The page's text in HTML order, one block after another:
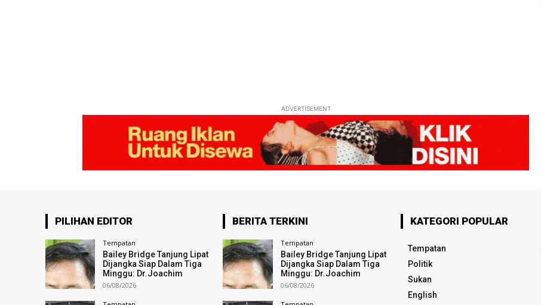
ADVERTISEMENT
PILIHAN EDITOR
Tempatan
Bailey Bridge Tanjung Lipat
Dijangka Siap Dalam Tiga
Minggu: Dr.Joachim
06/08/2026
BERITA TERKINI
Tempatan
Bailey Bridge Tanjung Lipat
Dijangka Siap Dalam Tiga
Minggu: Dr.Joachim
06/08/2026
KATEGORI POPULAR
Tempatan
Politik
Sukan
English